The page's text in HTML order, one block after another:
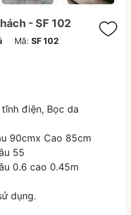
- SF 102
Mã: SF 102
điện, Bọc da
90cmx Cao 85cm
55
0.6 cao 0.45m
dụng.